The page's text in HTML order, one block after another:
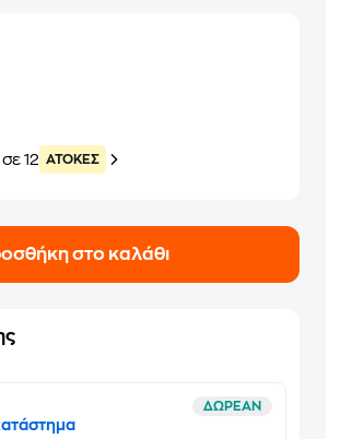
12 ATOKEΣ
στο καλάθι
ΔΩΡΕΑΝ